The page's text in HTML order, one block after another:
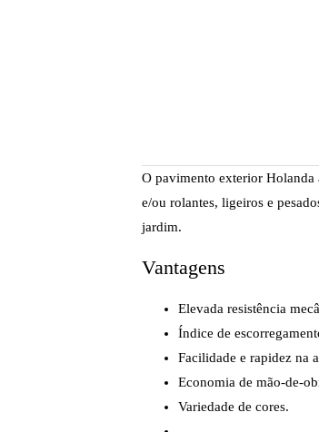
O pavimento exterior Holanda
e/ou rolantes, ligeiros e
jardim.
Vantagens
Elevada resistência
Índice de
Facilidade e rapidez na
Economia de mão-de-
Variedade de cores.